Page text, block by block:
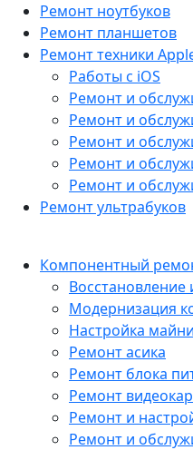
Ремонт ноутбуков
Ремонт планшетов
Ремонт техники
Работы с iOS
Ремонт и
Ремонт и
Ремонт и
Ремонт и
Ремонт и
Ремонт ультрабуков
Компонентный
Восстановление
Модернизация
Настройка
Ремонт асика
Ремонт блока
Ремонт
Ремонт и
Ремонт и